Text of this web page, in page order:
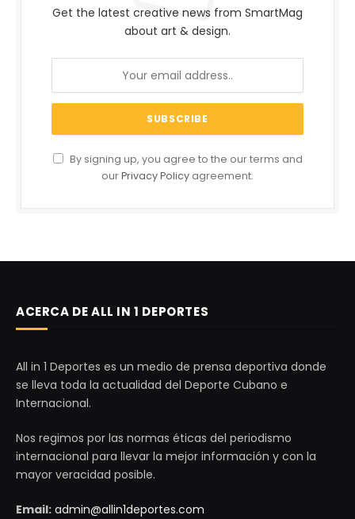
Get the latest creative news from SmartMag
about art & design.
By signing up, you agree to the our terms and
ourPrivacy Policy agreement.
ACERCA DE ALL IN 1 DEPORTES
All in 1 Deportes es un medio de prensa deportiva donde
se lleva toda la actualidad del Deporte Cubano e
Internacional.
Nos regimos por las normas éticas del periodismo
internacional para llevar la mejor información y con la
mayor veracidad posible.
Email: admin@allin1deportes.com